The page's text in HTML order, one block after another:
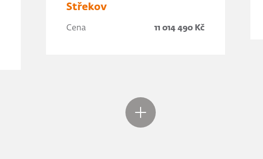
Střekov
Cena 11 014 490 Kč